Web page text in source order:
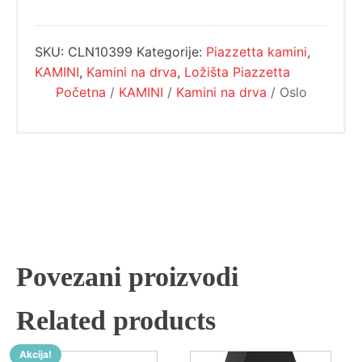
SKU: CLN10399 Kategorije: Piazzetta kamini,
KAMINI, Kamini na drva, Ložišta Piazzetta
Početna / KAMINI / Kamini na drva / Oslo
Povezani proizvodi
Related products
Akcija!